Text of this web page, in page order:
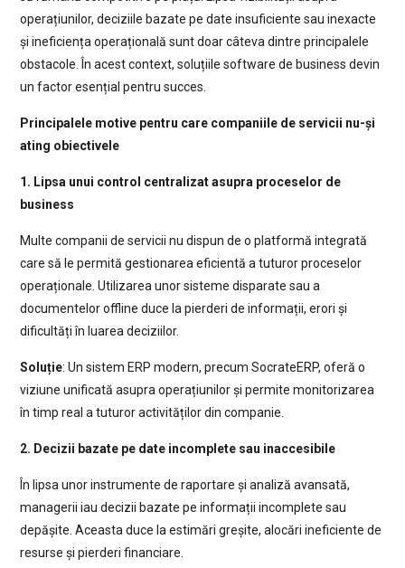
operațiunilor, deciziile bazate pe date insuficiente sau inexacte
și ineficiența operațională sunt doar câteva dintre principalele
obstacole. În acest context, soluțiile software de business devin
un factor esențial pentru succes.
Principalele motive pentru care companiile de servicii nu-și
ating obiectivele
1. Lipsa unui control centralizat asupra proceselor de
business
Multe companii de servicii nu dispun de o platformă integrată
care să le permită gestionarea eficientă a tuturor proceselor
operaționale. Utilizarea unor sisteme disparate sau a
documentelor offline duce la pierderi de informații, erori și
dificultăți în luarea deciziilor.
Soluție: Un sistem ERP modern, precum SocrateERP, oferă o
viziune unificată asupra operațiunilor și permite monitorizarea
în timp real a tuturor activităților din companie.
2. Decizii bazate pe date incomplete sau inaccesibile
În lipsa unor instrumente de raportare și analiză avansată,
managerii iau decizii bazate pe informații incomplete sau
depășite. Aceasta duce la estimări greșite, alocări ineficiente de
resurse și pierderi financiare.